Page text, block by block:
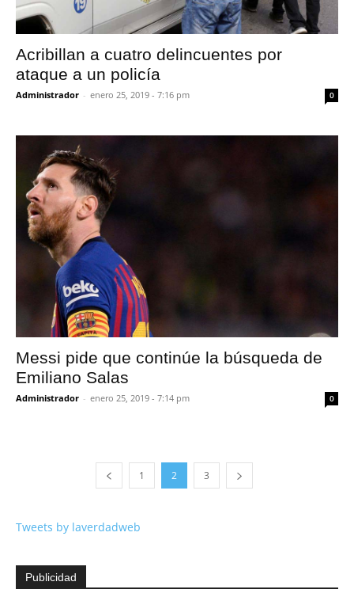
Acribillan a cuatro delincuentes por
ataque a un policía
Administrador - enero 25, 2019 - 7:16 pm 0
Messi pide que continúe la búsqueda de
Emiliano Salas
Administrador - enero 25, 2019 - 7:14 pm 0
1 2 3
Tweets by laverdadweb
Publicidad